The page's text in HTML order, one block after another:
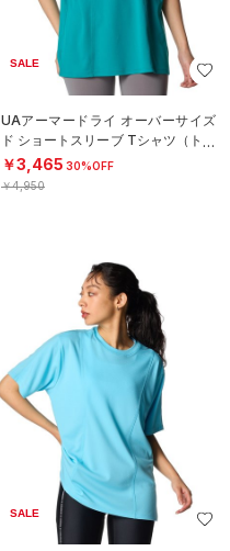
SALE
UAアーマードライ オーバーサイズ
ド ショートスリーブ Tシャツ（トレ
ーニング/WOMEN）
￥3,465 30%OFF
￥4,950
SALE